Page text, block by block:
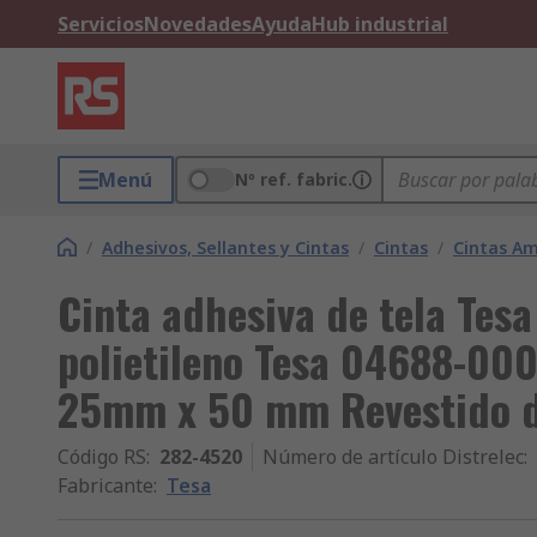
ServiciosNovedadesAyudaHub industrial
Menú Nº ref. fabric.
/ Adhesivos, Sellantes y Cintas / Cintas / Cintas
Cinta adhesiva de tela
polietileno Tesa 04688-
25mm x 50 mm Revestido
Código RS: 282-4520 Número de artículo Distrelec:
Fabricante: Tesa